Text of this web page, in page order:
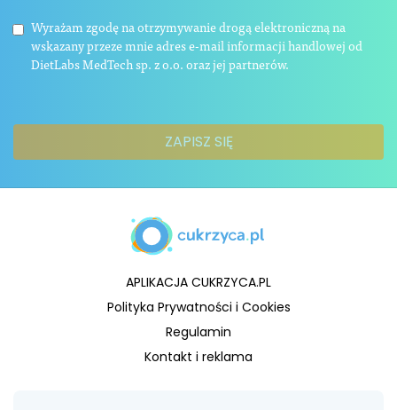
Wyrażam zgodę na otrzymywanie drogą elektroniczną na
wskazany przeze mnie adres e-mail informacji handlowej od
DietLabs MedTech sp. z o.o. oraz jej partnerów.
APLIKACJA CUKRZYCA.PL
Polityka Prywatności i Cookies
Regulamin
Kontakt i reklama